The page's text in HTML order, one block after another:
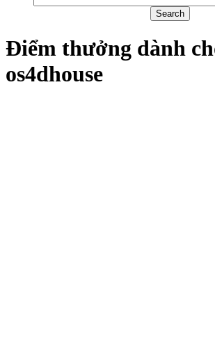
Điểm thưởng dành
os4dhouse